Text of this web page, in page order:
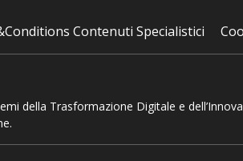
Contenuti Specialistici
della Trasformazione Digitale e